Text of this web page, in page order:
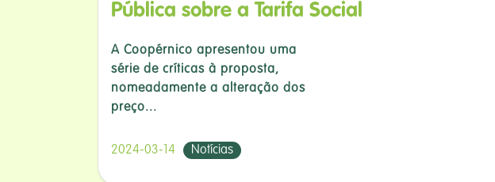
Pública sobre a Tarifa Social
A Coopérnico apresentou uma
série de críticas à proposta,
nomeadamente a alteração dos
preço...
2024-03-14 Notícias